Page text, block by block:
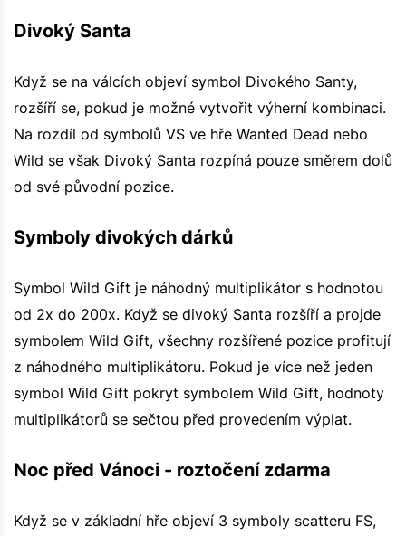
Divoký Santa
Když se na válcích objeví symbol Divokého Santy,
rozšíří se, pokud je možné vytvořit výherní kombinaci.
Na rozdíl od symbolů VS ve hře Wanted Dead nebo
Wild se však Divoký Santa rozpíná pouze směrem dolů
od své původní pozice.
Symboly divokých dárků
Symbol Wild Gift je náhodný multiplikátor s hodnotou
od 2x do 200x. Když se divoký Santa rozšíří a projde
symbolem Wild Gift, všechny rozšířené pozice profitují
z náhodného multiplikátoru. Pokud je více než jeden
symbol Wild Gift pokryt symbolem Wild Gift, hodnoty
multiplikátorů se sečtou před provedením výplat.
Noc před Vánoci - roztočení zdarma
Když se v základní hře objeví 3 symboly scatteru FS,